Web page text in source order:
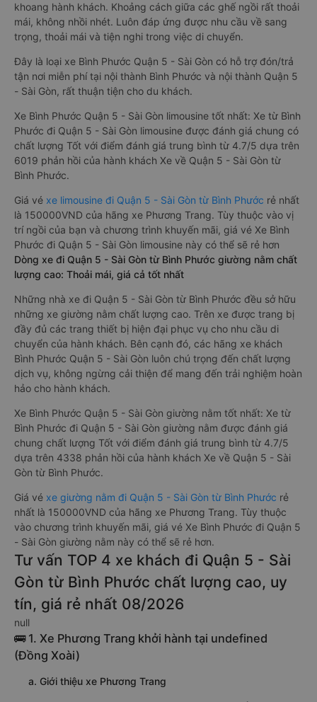
khoang hành khách. Khoảng cách giữa các ghế ngồi rất thoải
mái, không nhồi nhét. Luôn đáp ứng được nhu cầu về sang
trọng, thoải mái và tiện nghi trong việc di chuyển.
Đây là loại xe Bình Phước Quận 5 - Sài Gòn có hỗ trợ đón/trả
tận nơi miễn phí tại nội thành Bình Phước và nội thành Quận 5
- Sài Gòn, rất thuận tiện cho du khách.
Xe Bình Phước Quận 5 - Sài Gòn limousine tốt nhất: Xe từ Bình
Phước đi Quận 5 - Sài Gòn limousine được đánh giá chung có
chất lượng Tốt với điểm đánh giá trung bình từ 4.7/5 dựa trên
6019 phản hồi của hành khách Xe về Quận 5 - Sài Gòn từ
Bình Phước.
Giá vé xe limousine đi Quận 5 - Sài Gòn từ Bình Phước rẻ nhất
là 150000VND của hãng xe Phương Trang. Tùy thuộc vào vị
trí ngồi của bạn và chương trình khuyến mãi, giá vé Xe Bình
Phước đi Quận 5 - Sài Gòn limousine này có thể sẽ rẻ hơn
Dòng xe đi Quận 5 - Sài Gòn từ Bình Phước giường nằm chất
lượng cao: Thoải mái, giá cả tốt nhất
Những nhà xe đi Quận 5 - Sài Gòn từ Bình Phước đều sở hữu
những xe giường nằm chất lượng cao. Trên xe được trang bị
đầy đủ các trang thiết bị hiện đại phục vụ cho nhu cầu di
chuyển của hành khách. Bên cạnh đó, các hãng xe khách
Bình Phước Quận 5 - Sài Gòn luôn chú trọng đến chất lượng
dịch vụ, không ngừng cải thiện để mang đến trải nghiệm hoàn
hảo cho hành khách.
Xe Bình Phước Quận 5 - Sài Gòn giường nằm tốt nhất: Xe từ
Bình Phước đi Quận 5 - Sài Gòn giường nằm được đánh giá
chung chất lượng Tốt với điểm đánh giá trung bình từ 4.7/5
dựa trên 4338 phản hồi của hành khách Xe về Quận 5 - Sài
Gòn từ Bình Phước.
Giá vé xe giường nằm đi Quận 5 - Sài Gòn từ Bình Phước rẻ
nhất là 150000VND của hãng xe Phương Trang. Tùy thuộc
vào chương trình khuyến mãi, giá vé Xe Bình Phước đi Quận 5
- Sài Gòn giường nằm này có thể sẽ rẻ hơn.
Tư vấn TOP 4 xe khách đi Quận 5 - Sài
Gòn từ Bình Phước chất lượng cao, uy
tín, giá rẻ nhất 08/2026
null
🚌 1. Xe Phương Trang khởi hành tại undefined
(Đồng Xoài)
a. Giới thiệu xe Phương Trang